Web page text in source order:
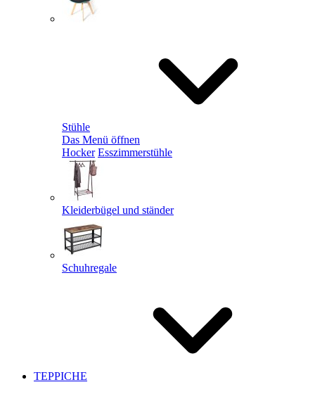
Stühle
Das Menü öffnen
Hocker Esszimmerstühle
Kleiderbügel und ständer
Schuhregale
TEPPICHE